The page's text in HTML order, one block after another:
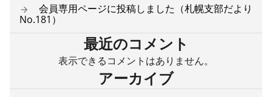
会員専用ページに投稿しました（札幌支部だより
No.181）
最近のコメント
表示できるコメントはありません。
アーカイブ